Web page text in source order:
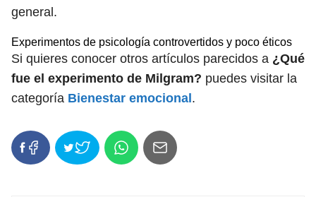
general.
Experimentos de psicología controvertidos y poco éticos
Si quieres conocer otros artículos parecidos a ¿Qué
fue el experimento de Milgram? puedes visitar la
categoría Bienestar emocional .